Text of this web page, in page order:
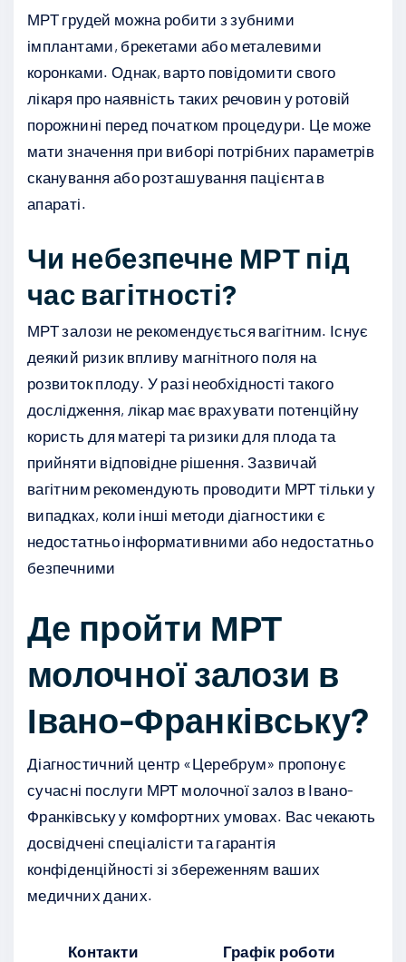
МРТ грудей можна робити з зубними
імплантами, брекетами або металевими
коронками. Однак, варто повідомити свого
лікаря про наявність таких речовин у ротовій
порожнині перед початком процедури. Це може
мати значення при виборі потрібних параметрів
сканування або розташування пацієнта в
апараті.
Чи небезпечне МРТ під
час вагітності?
МРТ залози не рекомендується вагітним. Існує
деякий ризик впливу магнітного поля на
розвиток плоду. У разі необхідності такого
дослідження, лікар має врахувати потенційну
користь для матері та ризики для плода та
прийняти відповідне рішення. Зазвичай
вагітним рекомендують проводити МРТ тільки у
випадках, коли інші методи діагностики є
недостатньо інформативними або недостатньо
безпечними
Де пройти МРТ
молочної залози в
Івано-Франківську?
Діагностичний центр «Церебрум» пропонує
сучасні послуги МРТ молочної залоз в Івано-
Франківську у комфортних умовах. Вас чекають
досвідчені спеціалісти та гарантія
конфіденційності зі збереженням ваших
медичних даних.
Контакти Графік роботи